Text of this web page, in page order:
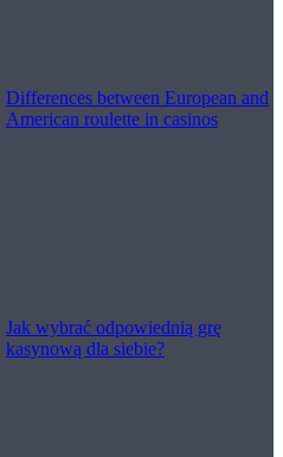
Differences between European and
American roulette in casinos
Jak wybrać odpowiednią grę
kasynową dla siebie?